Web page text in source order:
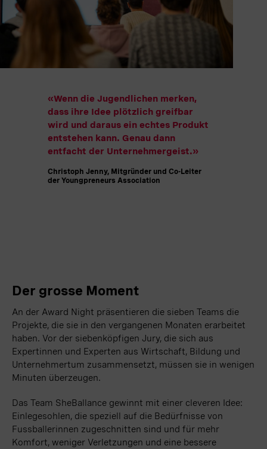
«Wenn die Jugendlichen merken,
dass ihre Idee plötzlich greifbar
wird und daraus ein echtes Produkt
entstehen kann. Genau dann
entfacht der Unternehmergeist.“
Christoph Jenny, Mitgründer und Co-Leiter
der Youngpreneurs Association
Der grosse Moment
An der Award Night präsentieren die sieben Teams die
Projekte, die sie in den vergangenen Monaten erarbeitet
haben. Vor der siebenköpfigen Jury, die sich aus
Expertinnen und Experten aus Wirtschaft, Bildung und
Unternehmertum zusammensetzt, müssen sie in wenigen
Minuten überzeugen.
Das Team SheBallance gewinnt mit einer cleveren Idee:
Einlegesohlen, die speziell auf die Bedürfnisse von
Fussballerinnen zugeschnitten sind und für mehr
Komfort, weniger Verletzungen und eine bessere